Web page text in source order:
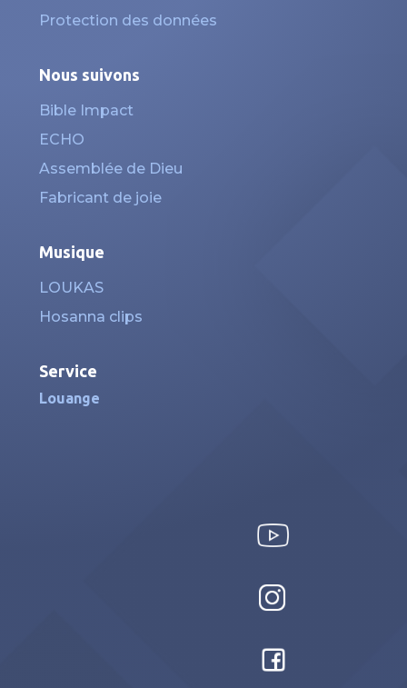
Protection des données
Nous suivons
Bible Impact
ECHO
Assemblée de Dieu
Fabricant de joie
Musique
LOUKAS
Hosanna clips
Service
Louange